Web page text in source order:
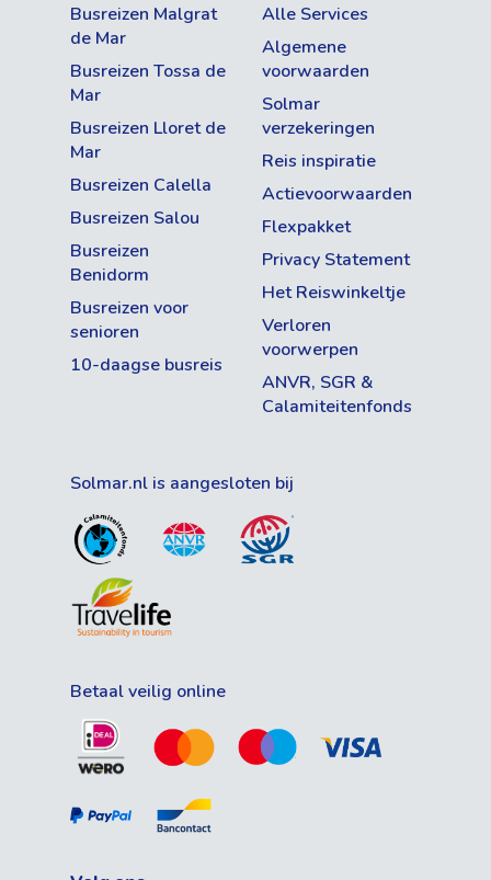
Busreizen Malgrat
de Mar
Busreizen Tossa de
Mar
Busreizen Lloret de
Mar
Busreizen Calella
Busreizen Salou
Busreizen
Benidorm
Busreizen voor
senioren
10-daagse busreis
Alle Services
Algemene
voorwaarden
Solmar
verzekeringen
Reis inspiratie
Actievoorwaarden
Flexpakket
Privacy Statement
Het Reiswinkeltje
Verloren
voorwerpen
ANVR, SGR &
Calamiteitenfonds
Solmar.nl is aangesloten bij
Betaal veilig online